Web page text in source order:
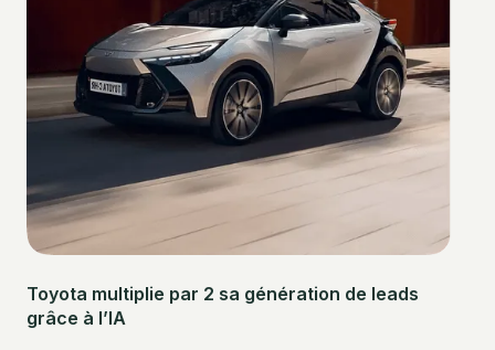
Toyota multiplie par 2 sa génération de leads
grâce à l’IA